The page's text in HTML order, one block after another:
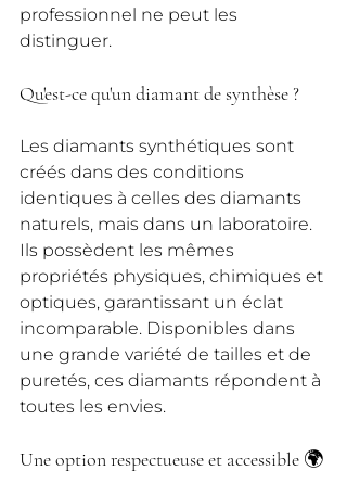
professionnel ne peut les
distinguer.
Qu'est-ce qu'un diamant de synthèse ?
Les diamants synthétiques sont
créés dans des conditions
identiques à celles des diamants
naturels, mais dans un laboratoire.
Ils possèdent les mêmes
propriétés physiques, chimiques et
optiques, garantissant un éclat
incomparable. Disponibles dans
une grande variété de tailles et de
puretés, ces diamants répondent à
toutes les envies.
Une option respectueuse et accessible 🌍